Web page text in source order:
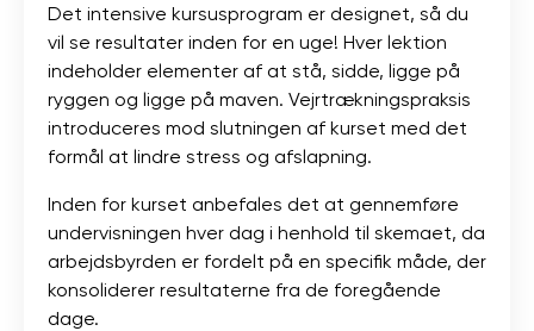
Det intensive kursusprogram er designet, så du
vil se resultater inden for en uge! Hver lektion
indeholder elementer af at stå, sidde, ligge på
ryggen og ligge på maven. Vejrtrækningspraksis
introduceres mod slutningen af ​​kurset med det
formål at lindre stress og afslapning.
Inden for kurset anbefales det at gennemføre
undervisningen hver dag i henhold til skemaet, da
arbejdsbyrden er fordelt på en specifik måde, der
konsoliderer resultaterne fra de foregående
dage.